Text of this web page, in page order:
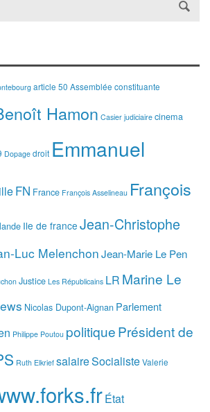
article 50 Assemblée constituante
Hamon Casier judiciaire cinema
Dopage droit Emmanuel
FN France François Asselineau François
Ile de france Jean-Christophe
Luc MelenchonJean-Marie Le Pen
Justice Les Républicains LR Marine Le
Nicolas Dupont-Aignan Parlement
Philippe Poutou politiquePrésident de
Ruth Elkrief salaireSocialisteValerie
État